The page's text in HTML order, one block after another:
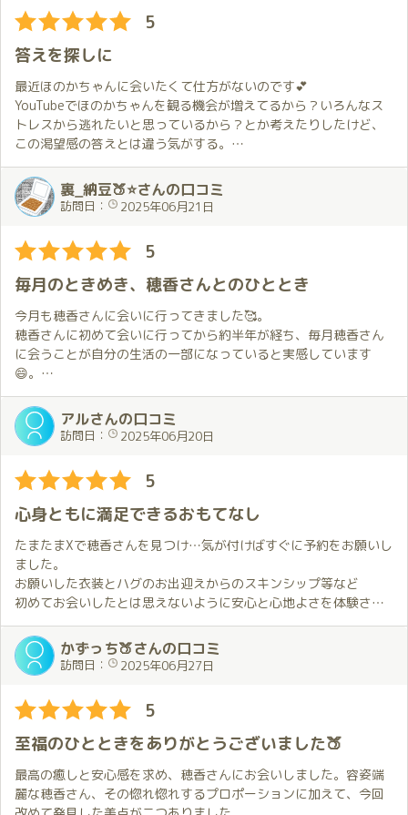
しました。
ただ前回から2週間後に再会出来るということは楽しみでもありま
した。
いつもより短い間隔なのに1週間前には待ち遠しくなってしまいま
す。そのため、お部屋に着くとお会い出来た嬉しさで少し長くハ
グしてしまうのも普段通り。
正直、もう少し気持ちに余裕がある状態でお会いする予定でした
が穂香さんの魅力には勝てません…
気候が日ごとに変わる状況が続いていて衣装が前日になっても決
められなかったけど穂香さんが気を利かせてくれました。ちょっ
としたサプライズです。
よくリクエストしている私服とは全く違う感じの非日常的な衣装
は以前から気になっていたこともあって色々と楽しんでみまし
た。
これは全く予想していなかったことで本当に嬉しかったです。穂
香さんの気遣いがとても素晴らしいことを改めて実感しました。
この日は初心者コースの話から私が苦手だと感じていることをお
伝えすることに。
その後、穂香さんがどうすればよいのかを実技を交えて教えてく
れることになるのですが非常に分かりやすくてすぐに理解できま
した。
意識や姿勢を少し変えるだけでも違いがあることを体感できたの
が面白かったです。穂香さんの初心者コースが人気なのも納得で
す。
優しく教えてくれるので気になる方は是非体験してみて欲しいと
思います。
今回も最後まで目一杯楽しませてもらえて幸せな時間でした。
次回は7月。穂香さんの誕生月です。
特典もあるので今から楽しみにしています。
5
答えを探しに
最近ほのかちゃんに会いたくて仕方がないのです💕
YouTubeでほのかちゃんを観る機会が増えてるから？いろんなス
トレスから逃れたいと思っているから？とか考えたりしたけど、
この渇望感の答えとは違う気がする。
ということで、答えを求めて会いに行くことにしました😊
２日前の配信でも、画面越しとはいえ目が合って(合った気がし
て)、準備は万端！期待は膨らむばかりです
そして当日
ほのかちゃんは相変わらずかわいい💕
衣装はリクエストのオーバーオール
セクシーかつかわいい、完璧です✨
部屋に入ると熱い抱擁
何度も言いますが、僕は本当にこれが大好きで💕このために来て
ると言っても過言ではないくらい✨
この日も抱えていたモヤモヤがすべて飛んで行くのを感じます🛫
ここからは二人の世界💕
ほのかちゃんのおもてなしは毎回違いますが、今回は僕の苦手の
克服回。
以前僕が話したことや初めて会った時の出来事を覚えててくれて
るんだろうなとは思うけど、とても自然な流れでその方向に。
結果は、１つは僕のコンディション不良やリトルまさかんが邪魔
をして仕切り直しとなりましたが😖もう１つは完璧に成し遂げら
れて見事克服🎉
それにしても、鏡はすごいわ✨
盛り上がるには本当に効果的🔥
でも、それを巧みに使うほのかちゃんはもっとすごい！
ここで最初に戻りますが、結局のところ明確な答えは出ませんで
した。
ほのかちゃんはいつも相手のことを想い、行動してくれる。そし
て、それを毎回実感できるから、何度でも会いたくなるんでしょ
う。
今回も、僕が仕切り直しを決めるまで何度も応じてくれたし、う
まくいったら一緒に喜んでくれました、もう感謝しかないです😭
ただ好きなんですね💕
裏_納豆🍑⭐さんの口コミ
訪問日： 2025年06月21日
5
毎月のときめき、穂香さんとのひととき
今月も穂香さんに会いに行ってきました🥰。
穂香さんに初めて会いに行ってから約半年が経ち、毎月穂香さん
に会うことが自分の生活の一部になっていると実感しています
😄。
今回は前回最後まで迷ったマイクロビキニ👙にしてみました。
穂香さんのグラマラスなスタイルが一層強調されて、素敵だった
と思います😆。
穂香さんに初めてお会いしてからもうすぐ半年が経ちますが、出
迎えてもらう度にドキドキしてしまいます…😥。
でも、お出迎えの時から手を繋いでお部屋に案内してもらい、軽
く話しながらその間にドキドキがワクワクに変わっていくのを感
じました🤩。
お部屋に案内された時、自分の好きなものが置いてあったのを見
て驚きました😲。
穂香さんの細やかな気遣いがとても嬉しいです😆。
その後のハグ🤗から始まるプレイについては書けないことが多い
ので、詳細は控えさせていただきます😅。
基本的に穂香さんにお任せしていますが、穂香さんには自分の好
みがバレているようで、いつも瞬殺されてしまいます😣。
特に洗い場でのプレイは、何度経験してもとても心地よく、毎回
お願いしてしまいます🙏。
アルさんの口コミ
訪問日： 2025年06月20日
5
心身ともに満足できるおもてなし
たまたまXで穂香さんを見つけ…気が付けばすぐに予約をお願いし
ました。
お願いした衣装とハグのお出迎えからのスキンシップ等など
初めてお会いしたとは思えないように安心と心地よさを体験させ
て頂くことができました。
私自身、初めてではありましたが穂香さんが紹介している動画や
放送などのおかげで雰囲気に圧倒・緊張しすぎることなく、また
穂香さんのおもてなしのおかげ様で無事にフィニッシュすること
ができ気が付けば夢のような２時間があっという間にすぎてしま
いました。
心も身体も気持ちよく満足と幸福を感じられる時間でした。
またお会いしたくて、すぐに予約をお願いしました。来月がすご
く楽しみです。
かずっち🍑さんの口コミ
訪問日： 2025年06月27日
5
至福のひとときをありがとうございました🍑
最高の癒しと安心感を求め、穂香さんにお会いしました。容姿端
麗な穂香さん、その惚れ惚れするプロポーションに加えて、今回